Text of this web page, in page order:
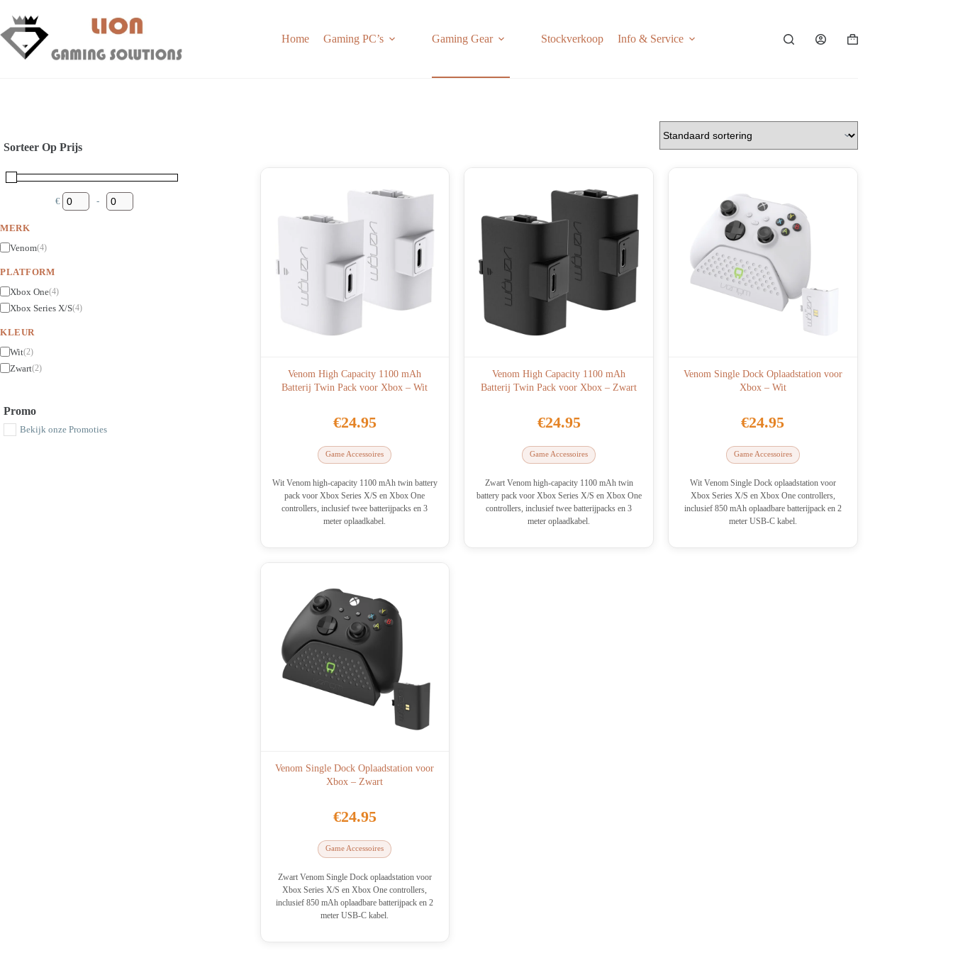
content
Home Gaming PC’s Gaming Gear Stockverkoop Info & Service
Shopping
Venom High Capacity 1100 mAh
Batterij Twin Pack voor Xbox – Wit
€24.95
Game Accessoires
Wit Venom high-capacity 1100 mAh twin battery
pack voor Xbox Series X/S en Xbox One
controllers, inclusief twee batterijpacks en 3
meter oplaadkabel.
Venom High Capacity 1100 mAh
Batterij Twin Pack voor Xbox – Zwart
€24.95
Game Accessoires
Zwart Venom high-capacity 1100 mAh twin
battery pack voor Xbox Series X/S en Xbox One
controllers, inclusief twee batterijpacks en 3
meter oplaadkabel.
Venom Single Dock Oplaadstation voor
Xbox – Wit
€24.95
Game Accessoires
Wit Venom Single Dock oplaadstation voor
Xbox Series X/S en Xbox One controllers,
inclusief 850 mAh oplaadbare batterijpack en 2
meter USB-C kabel.
Venom Single Dock Oplaadstation voor
Xbox – Zwart
€24.95
Game Accessoires
Zwart Venom Single Dock oplaadstation voor
Xbox Series X/S en Xbox One controllers,
inclusief 850 mAh oplaadbare batterijpack en 2
meter USB-C kabel.
Sorteer Op Prijs
€ Minimum Price
-Maximum Price
MERK
Venom(4)
PLATFORM
Xbox One(4)
Xbox Series X/S(4)
KLEUR
Wit(2)
Zwart(2)
Promo
Bekijk onze Promoties